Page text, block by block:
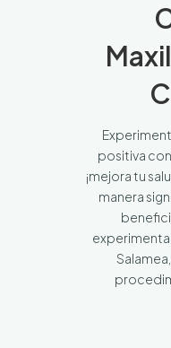
positiva
¡mejora tu
manera